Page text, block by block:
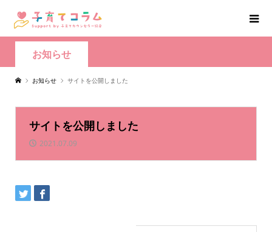
お知らせ
お知らせ サイトを公開しました
サイトを公開しました
2021.07.09